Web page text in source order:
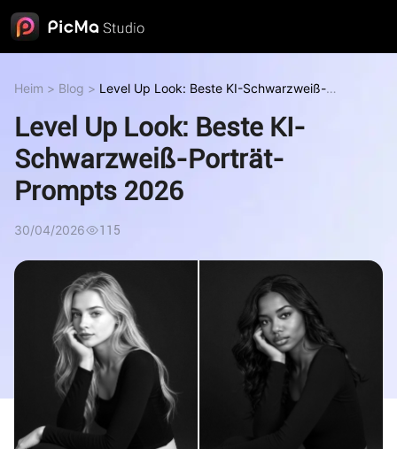
Heim > Blog > Level Up Look: Beste KI-Schwarzweiß-
Level Up Look: Beste KI-
Schwarzweiß-Porträt-
Prompts 2026
30/04/2026 115